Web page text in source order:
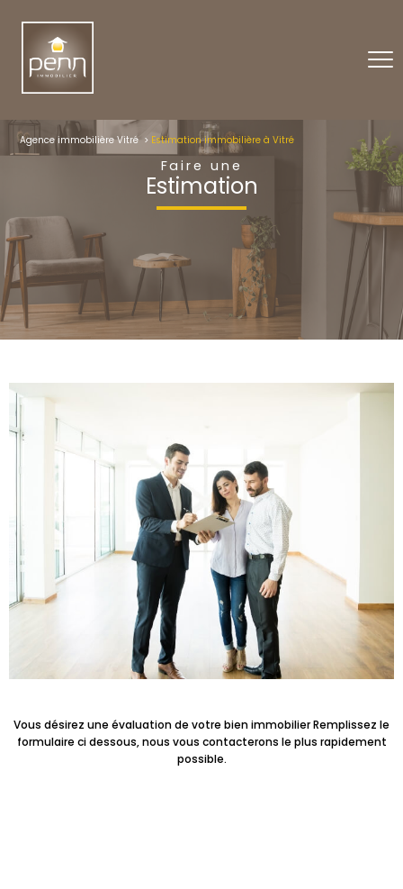
Agence immobilière Vitré Estimation immobilière à Vitré
Faire une
Estimation
Vous désirez une évaluation de votre bien immobilier Remplissez le
formulaire ci dessous, nous vous contacterons le plus rapidement
possible.